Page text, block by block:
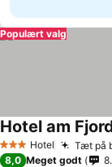
Populært valg
3 StjernerHotel Tæt på
Hotel am
8,0 Meget godt